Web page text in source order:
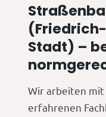
Stadt) –
Wir arbeiten mit
erfahrenen